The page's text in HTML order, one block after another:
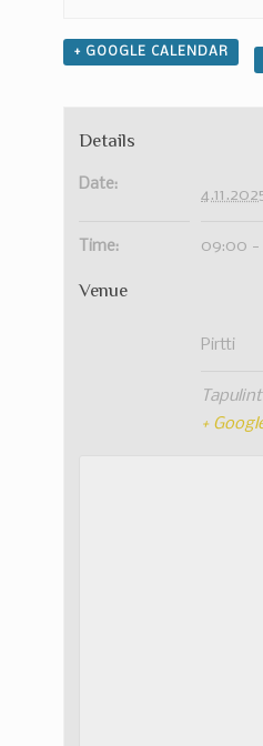
+ GOOGLE CALENDAR
Details
Date:
Time: 09:00 -
Venue
Pirtti
+